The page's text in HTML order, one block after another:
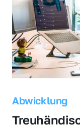
Abwicklung